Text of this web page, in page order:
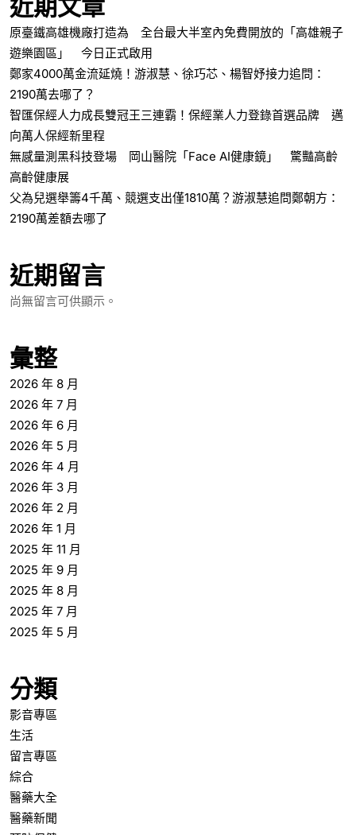
近期文章
原臺鐵高雄機廠打造為 全台最大半室內免費開放的「高雄親子
遊樂園區」 今日正式啟用
鄭家4000萬金流延燒！游淑慧、徐巧芯、楊智妤接力追問：
2190萬去哪了？
智匯保經人力成長雙冠王三連霸！保經業人力登錄首選品牌 邁
向萬人保經新里程
無感量測黑科技登場 岡山醫院「Face AI健康鏡」 驚豔高齡
高齡健康展
父為兒選舉籌4千萬、競選支出僅1810萬？游淑慧追問鄭朝方：
2190萬差額去哪了
近期留言
尚無留言可供顯示。
彙整
2026 年 8 月
2026 年 7 月
2026 年 6 月
2026 年 5 月
2026 年 4 月
2026 年 3 月
2026 年 2 月
2026 年 1 月
2025 年 11 月
2025 年 9 月
2025 年 8 月
2025 年 7 月
2025 年 5 月
分類
影音專區
生活
留言專區
綜合
醫藥大全
醫藥新聞